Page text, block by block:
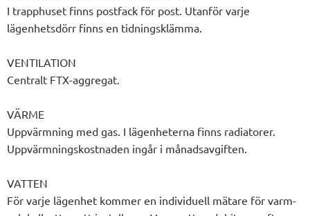
I trapphuset finns postfack för post. Utanför varje
lägenhetsdörr finns en tidningsklämma.
VENTILATION
Centralt FTX-aggregat.
VÄRME
Uppvärmning med gas. I lägenheterna finns radiatorer.
Uppvärmningskostnaden ingår i månadsavgiften.
VATTEN
För varje lägenhet kommer en individuell mätare för varm-